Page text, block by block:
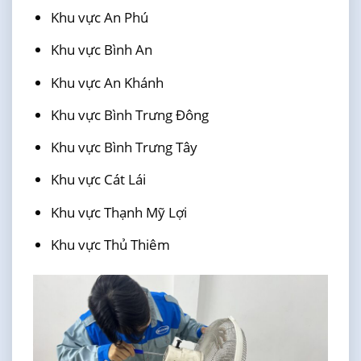
Khu vực An Phú
Khu vực Bình An
Khu vực An Khánh
Khu vực Bình Trưng Đông
Khu vực Bình Trưng Tây
Khu vực Cát Lái
Khu vực Thạnh Mỹ Lợi
Khu vực Thủ Thiêm